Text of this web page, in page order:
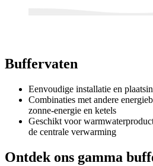
Buffervaten
Eenvoudige installatie en
Combinaties met andere
zonne-energie en ketels
Geschikt voor
de centrale verwarming
Ontdek ons gamma